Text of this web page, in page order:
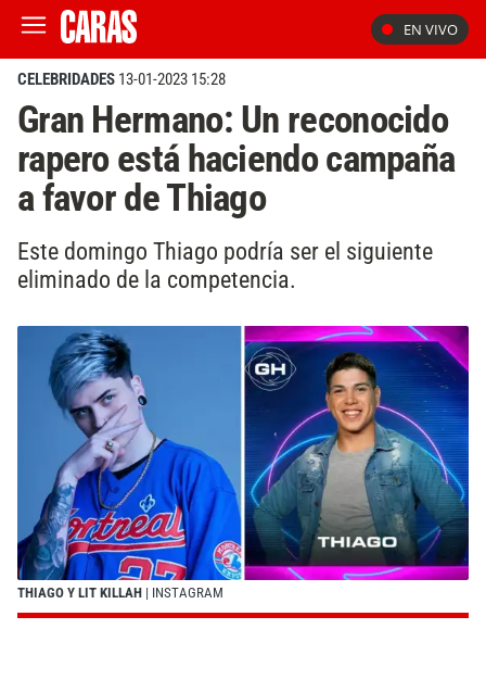
EN VIVO
CELEBRIDADES 13-01-2023 15:28
Gran Hermano: Un reconocido
rapero está haciendo campaña
a favor de Thiago
Este domingo Thiago podría ser el siguiente
eliminado de la competencia.
THIAGO Y LIT KILLAH | INSTAGRAM